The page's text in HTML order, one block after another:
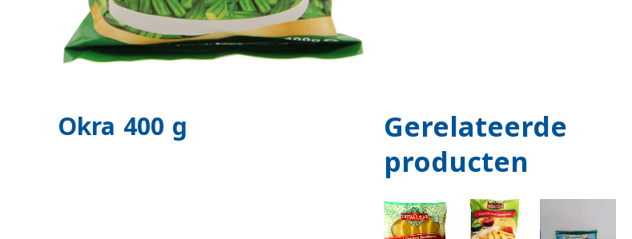
Okra 400 g Gerelateerde
producten